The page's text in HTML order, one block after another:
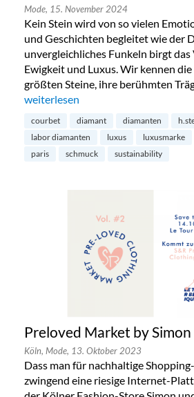
Mode, 15. November 2024
Kein Stein wird von so vielen
und Geschichten begleitet wie der
unvergleichliches Funkeln birgt das
Ewigkeit und Luxus. Wir kennen
größten Steine, ihre berühmten
„Diamanten aus dem Labor – die
weiterlesen
courbet diamant diamanten
labor diamanten
luxus luxusmarke
paris
schmuck sustainability
Preloved Market by
Köln, Mode, 13. Oktober 2023
Dass man für nachhaltige
zwingend eine riesige Internet-